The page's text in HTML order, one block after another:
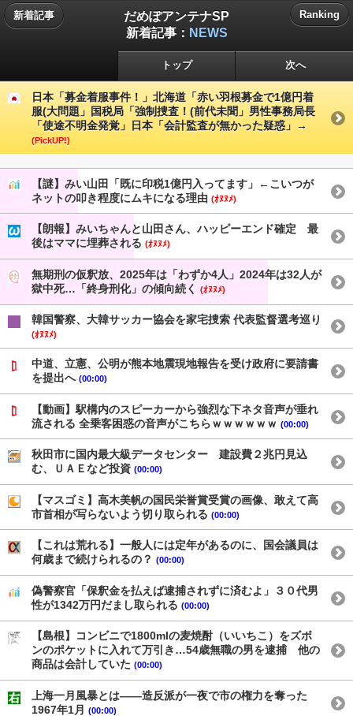
新着記事
だめぽアンテナSP
新着記事： NEWS
Ranking
トップ 次へ
日本「募金着服事件！」北海道「赤い羽根募金で1億円着
服(大問題」国税局「強制捜査！(前代未聞」男性事務局長
「使途不明金発覚」日本「会計監査が無かった疑惑」→
(PickUP!)
【謎】みい山田「既に印税1億円入ってます」←こいつが
ネットの叩き程度にムキになる理由 (ｵﾇﾇﾒ)
【朗報】みいちゃんと山田さん、ハッピーエンド確定 最
後はママに埋葬される (ｵﾇﾇﾒ)
無期刑の仮釈放、2025年は「わずか4人」2024年は32人が
獄中死…「終身刑化」の傾向続く
(ｵﾇﾇﾒ)
韓国警察、大韓サッカー協会を家宅捜索 代表監督選考巡り
(ｵﾇﾇﾒ)
中道、立憲、公明が熊本地震現地報告を受け政府に要請書
を提出へ (00:00)
【動画】駅構内のスピーカーから強烈な下ネタ音声が垂れ
流される 全乗客困惑の音声がこちらｗｗｗｗｗｗ (00:00)
秋田市に国内最大級データセンター 建設費２兆円見込
む、ＵＡＥなど投資 (00:00)
【マスゴミ】高木美帆の国民栄誉賞受賞の画像、敢えて高
市首相が写らないよう切り取られる (00:00)
【これは荒れる】一般人には定年があるのに、国会議員は
何歳まで続けられるの？ (00:00)
偽警察官「保釈金を払えば逮捕されずに済むよ」３０代男
性が1342万円だまし取られる (00:00)
【島根】コンビニで1800mlの麦焼酎（いいちこ）をズボ
ンのポケットに入れて万引き…54歳無職の男を逮捕 他の
商品は会計していた (00:00)
上海一月風暴とは——造反派が一夜で市の権力を奪った
1967年1月
(00:00)